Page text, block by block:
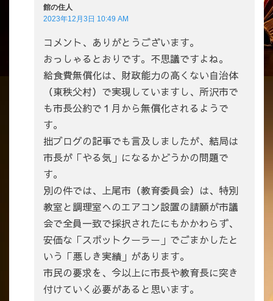
館の住人
2023年12月3日 10:49 AM
コメント、ありがとうございます。
おっしゃるとおりです。不思議ですよね。
給食費無償化は、財政能力の高くない自治体
（東秩父村）で実現していますし、所沢市で
も市長公約で１月から無償化されるようで
す。
拙ブログの記事でも言及しましたが、結局は
市長が「やる気」になるかどうかの問題で
す。
別の件では、上尾市（教育委員会）は、特別
教室と調理室へのエアコン設置の請願が市議
会で全員一致で採択されたにもかかわらず、
安価な「スポットクーラー」でごまかしたと
いう「悪しき実績」があります。
市民の要求を、今以上に市長や教育長に突き
付けていく必要があると思います。